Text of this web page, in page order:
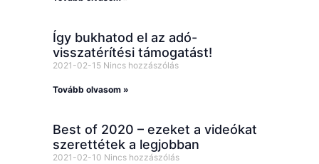
Így bukhatod el az adó-
visszatérítési támogatást!
2021-02-15 Nincs hozzászólás
Tovább olvasom »
Best of 2020 – ezeket a videókat
szerettétek a legjobban
2021-02-10 Nincs hozzászólás